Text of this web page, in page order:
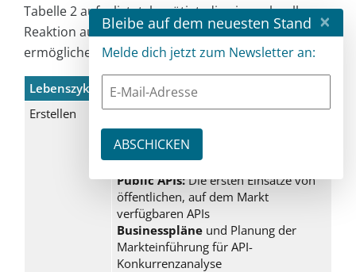
Tabelle 2 aufgelistet, benötigt, die eine schnellere
Reaktion auf die Änderungen des Markts
ermöglichen.
Lebenszyklus
Fähigkeit
Erstellen
RESTful APIs als Standard für die
Integration mit der Außenwelt
Rapid Model-driven API-
Entwicklung
Public APIs:Die ersten Einsätze von
öffentlichen, auf dem Markt
verfügbaren APIs
Businesspläneund Planung der
Markteinführung für API-
Konkurrenzanalyse
Bleibe auf dem neuesten Stand ×
Melde dich jetzt zum Newsletter an: